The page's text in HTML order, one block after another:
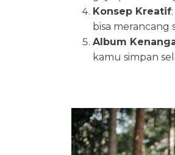
Konsep Kreatif
bisa merancang
Album
kamu simpan